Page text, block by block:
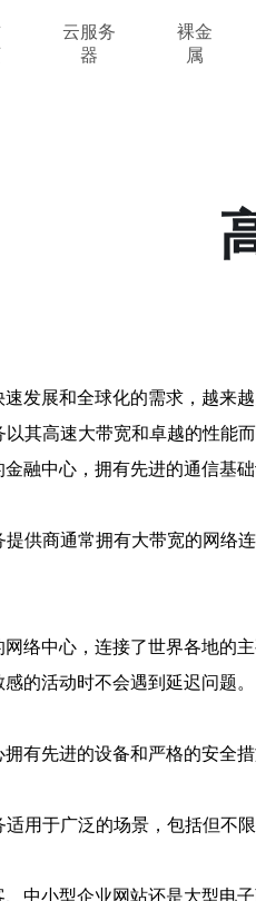
云服务
器
裸金
属
速发展和全球化的需求，越来
其高速大带宽和卓越的性能而
融中心，拥有先进的通信基
供商通常拥有大带宽的网络
络中心，连接了世界各地的
的活动时不会遇到延迟问题。
有先进的设备和严格的安全
用于广泛的场景，包括但不限
中小型企业网站还是大型电